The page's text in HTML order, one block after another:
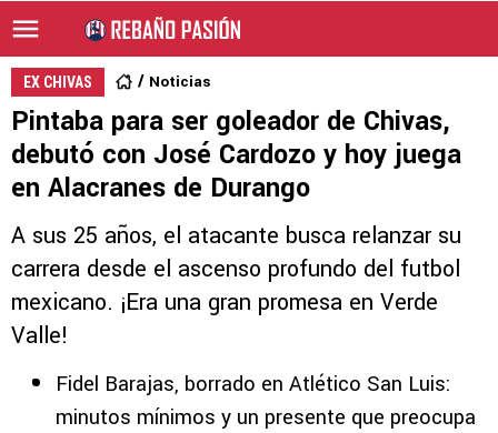
EX CHIVAS Noticias
Pintaba para ser goleador de Chivas,
debutó con José Cardozo y hoy juega
en Alacranes de Durango
A sus 25 años, el atacante busca relanzar su
carrera desde el ascenso profundo del futbol
mexicano. ¡Era una gran promesa en Verde
Valle!
Fidel Barajas, borrado en Atlético San Luis:
minutos mínimos y un presente que preocupa